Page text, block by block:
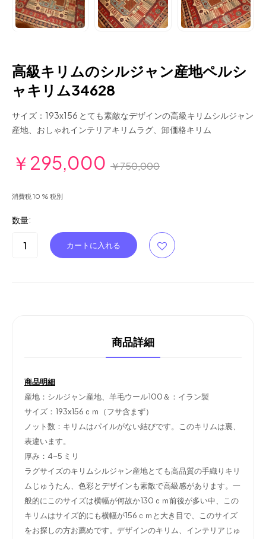
高級キリムのシルジャン産地ペルシ
ャキリム34628
サイズ：193x156 とても素敵なデザインの高級キリムシルジャン
産地、おしゃれインテリアキリムラグ、卸価格キリム
￥295,000 ￥750,000
消費税 10 % 税別
数量:
商品詳細
商品明細
産地：シルジャン産地、羊毛ウール100＆：イラン製
サイズ：193x156ｃｍ（フサ含まず）
ノット数：キリムはパイルがない結びです。このキリムは裏、
表違います。
厚み：4-5 ミリ
ラグサイズのキリムシルジャン産地とても高品質の手織りキリ
ムじゅうたん、色彩とデザインも素敵で高級感があります。一
般的にこのサイズは横幅が何故か130ｃｍ前後が多い中、この
キリムはサイズ的にも横幅が156ｃｍと大き目で、このサイズ
をお探しの方お薦めです。デザインのキリム、インテリアじゅ